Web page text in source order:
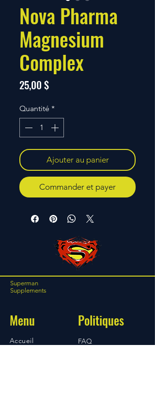
Nova Pharma
Magnesium
Complex
25,00 $Prix
Quantité *
Ajouter au panier
Commander et payer
Superman
Supplements
Menu
Accueil
Politiques
FAQ